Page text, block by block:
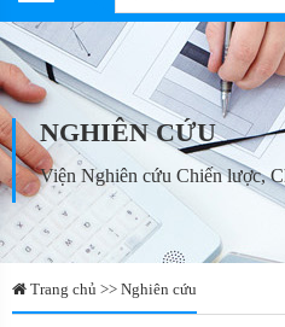
NGHIÊN CỨU
Viện Nghiên cứu Chiến lược,
Trang chủ >> Nghiên cứu